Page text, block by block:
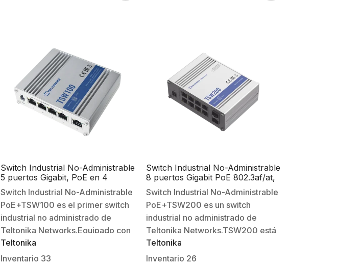
Switch Industrial No-Administrable
5 puertos Gigabit, PoE en 4
puertos 802.3af/at (120W)
Switch Industrial No-Administrable
PoE+TSW100 es el primer switch
industrial no administrado de
Teltonika Networks.Equipado con
cinco puertos Gigabit Ethernet,
cuatro de los cuales admiten
Teltonika
Inventario 33
Switch Industrial No-Administrable
8 puertos Gigabit PoE 802.3af/at,
2 puertos SFP
Switch Industrial No-Administrable
PoE+TSW200 es un switch
industrial no administrado de
Teltonika Networks.TSW200 está
equipado con 2 puertos SFP para
comunicación de fibra óptica de
Teltonika
Inventario 26